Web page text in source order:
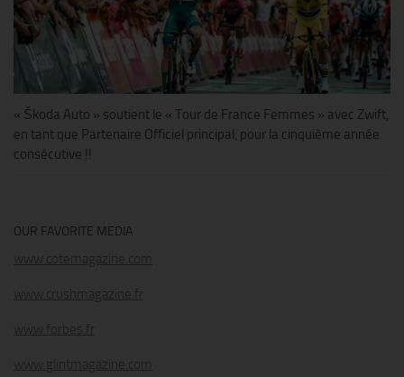
« Škoda Auto » soutient le « Tour de France Femmes » avec Zwift,
en tant que Partenaire Officiel principal, pour la cinquième année
consécutive !!
OUR FAVORITE MEDIA
www.cotemagazine.com
www.crushmagazine.fr
www.forbes.fr
www.glintmagazine.com